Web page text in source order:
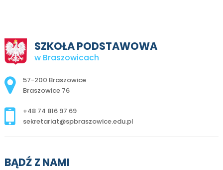
SZKOŁA PODSTAWOWA
w Braszowicach
Adres pocztowy:
57-200 Braszowice
Braszowice 76
+48 74 816 97 69
sekretariat@spbraszowice.edu.pl
BĄDŹ Z NAMI